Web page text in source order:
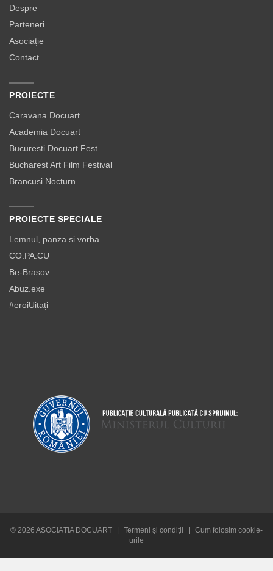
Despre
Parteneri
Asociație
Contact
PROIECTE
Caravana Docuart
Academia Docuart
Bucuresti Docuart Fest
Bucharest Art Film Festival
Brancusi Nocturn
PROIECTE SPECIALE
Lemnul, panza si vorba
CO.PA.CU
Be-Brașov
Abuz.exe
#eroiUitați
© 2026 ASOCIAŢIA DOCUART Termeni şi condiţii
Cum folosim cookie-
urile